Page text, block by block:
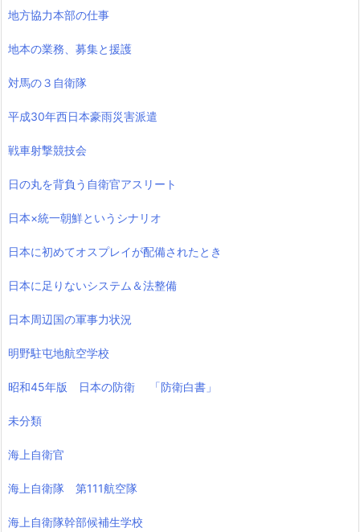
地方協力本部の仕事
地本の業務、募集と援護
対馬の３自衛隊
平成30年西日本豪雨災害派遣
戦車射撃競技会
日の丸を背負う自衛官アスリート
日本×統一朝鮮というシナリオ
日本に初めてオスプレイが配備されたとき
日本に足りないシステム＆法整備
日本周辺国の軍事力状況
明野駐屯地航空学校
昭和45年版 日本の防衛 「防衛白書」
未分類
海上自衛官
海上自衛隊 第111航空隊
海上自衛隊幹部候補生学校